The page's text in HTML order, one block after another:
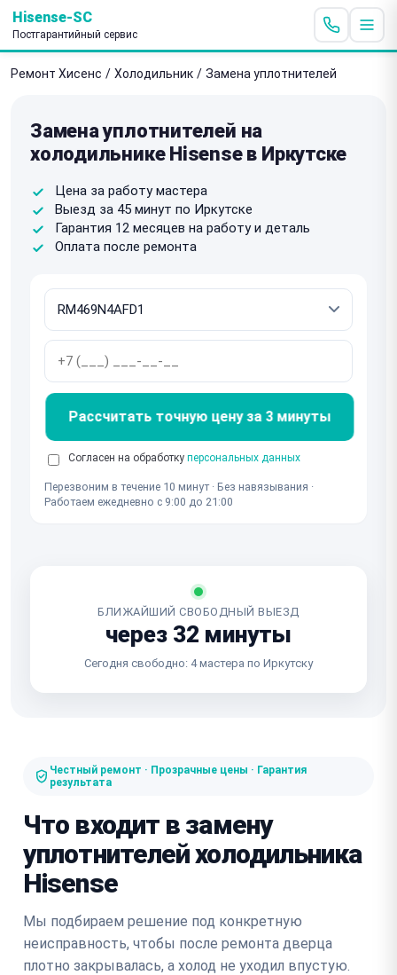
Hisense-SC
Постгарантийный сервис
Ремонт Хисенс / Холодильник / Замена уплотнителей
Замена уплотнителей на
холодильнике Hisense в Иркутске
Цена за работу мастера
Выезд за 45 минут по Иркутске
Гарантия 12 месяцев на работу и деталь
Оплата после ремонта
Рассчитать точную цену за 3 минуты
Согласен на обработку персональных данных
Перезвоним в течение 10 минут · Без навязывания ·
Работаем ежедневно с 9:00 до 21:00
БЛИЖАЙШИЙ СВОБОДНЫЙ ВЫЕЗД
через 32 минуты
Сегодня свободно: 4 мастера по Иркутску
Честный ремонт · Прозрачные цены · Гарантия
результата
Что входит в замену
уплотнителей холодильника
Hisense
Мы подбираем решение под конкретную
неисправность, чтобы после ремонта дверца
плотно закрывалась, а холод не уходил впустую.